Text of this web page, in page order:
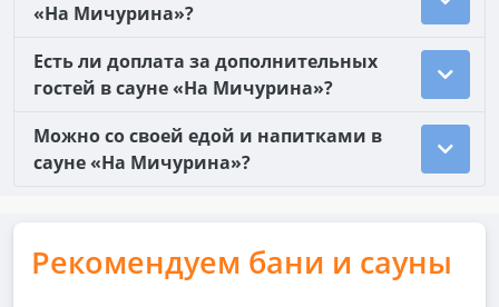
«На Мичурина»?
Есть ли доплата за дополнительных
гостей в сауне «На Мичурина»?
Можно со своей едой и напитками в
сауне «На Мичурина»?
Рекомендуем бани и сауны